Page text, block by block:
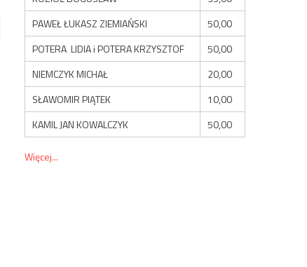
PAWEŁ ŁUKASZ ZIEMIAŃSKI
50,00
POTERA LIDIA i POTERA KRZYSZTOF
50,00
NIEMCZYK MICHAŁ
20,00
SŁAWOMIR PIĄTEK
10,00
KAMIL JAN KOWALCZYK
50,00
Więcej...